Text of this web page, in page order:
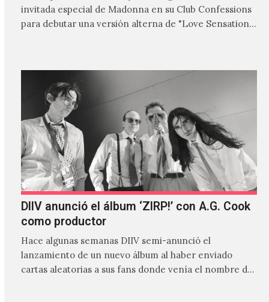
invitada especial de Madonna en su Club Confessions
para debutar una versión alterna de "Love Sensation",
DIIV anunció el álbum ‘ZIRP!’ con A.G. Cook
como productor
Hace algunas semanas DIIV semi-anunció el
lanzamiento de un nuevo álbum al haber enviado
cartas aleatorias a sus fans donde venía el nombre de